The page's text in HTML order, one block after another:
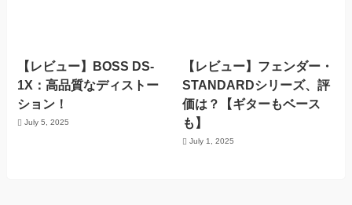
【レビュー】BOSS DS-
1X：高品質なディストー
ション！
July 5, 2025
【レビュー】フェンダー・
STANDARDシリーズ、評
価は？【ギターもベース
も】
July 1, 2025